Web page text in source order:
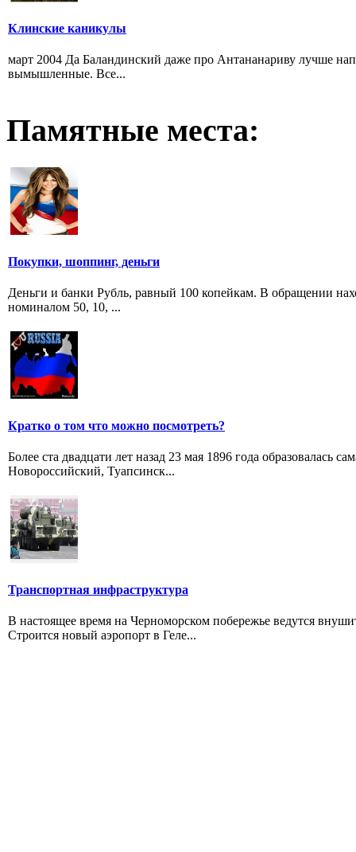
Клинские каникулы
март 2004 Да Баландинский даже про Антананариву лучше
вымышленные. Все...
Памятные места:
Покупки, шоппинг, деньги
Деньги и банки Рубль, равный 100 копейкам. В обращении
номиналом 50, 10, ...
Кратко о том что можно посмотреть?
Более ста двадцати лет назад 23 мая 1896 года образовалась
Новороссийский, Туапсинск...
Транспортная инфраструктура
В настоящее время на Черноморском побережье ведутся
Строится новый аэропорт в Геле...